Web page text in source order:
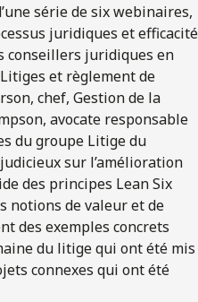
série de six webinaires,
juridiques et efficacité
conseillers juridiques en
et règlement de
chef, Gestion de la
avocate responsable
du groupe Litige du
sur l’amélioration
des principes Lean Six
notions de valeur et de
des exemples concrets
du litige qui ont été mis
connexes qui ont été